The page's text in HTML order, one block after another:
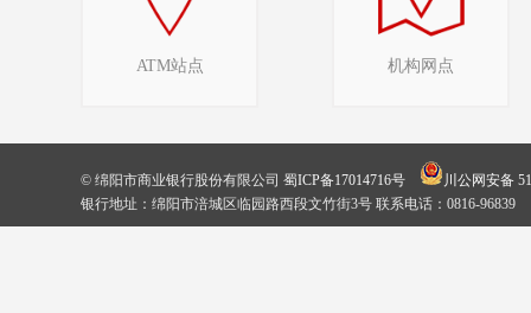
ATM站点 机构网点
© 绵阳市商业银行股份有限公司 蜀ICP备17014716号
川公网安备
银行地址：绵阳市涪城区临园路西段文竹街3号 联系电话：0816-96839